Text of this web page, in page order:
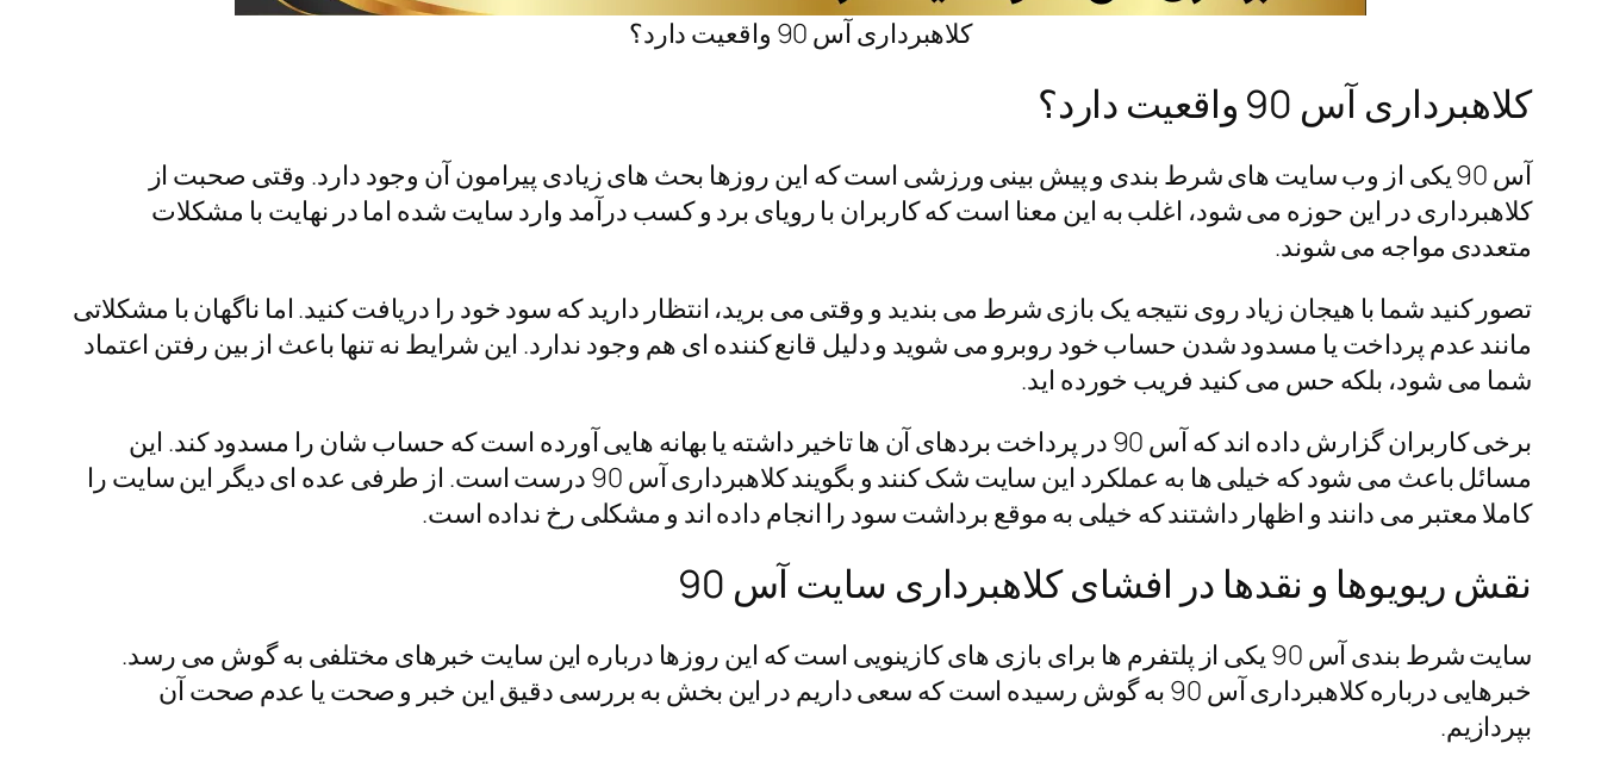
کلاهبرداری آس 90 واقعیت دارد؟
کلاهبرداری آس 90 واقعیت دارد؟
آس 90 یکی از وب سایت‌ های شرط‌ بندی و پیش‌ بینی ورزشی است که این روزها بحث‌ های زیادی پیرامون آن وجود دارد. وقتی صحبت از
کلاهبرداری در این حوزه می‌ شود، اغلب به این معنا است که کاربران با رویای برد و کسب درآمد وارد سایت شده اما در نهایت با مشکلات
متعددی مواجه می‌ شوند.
تصور کنید شما با هیجان زیاد روی نتیجه‌ یک بازی شرط می‌ بندید و وقتی می‌ برید، انتظار دارید که سود خود را دریافت کنید. اما ناگهان با مشکلاتی
مانند عدم پرداخت یا مسدود شدن حساب خود روبرو می‌ شوید و دلیل قانع‌ کننده‌ ای هم وجود ندارد. این شرایط نه تنها باعث از بین رفتن اعتماد
شما می‌ شود، بلکه حس می‌ کنید فریب خورده‌ اید.
برخی کاربران گزارش داده‌ اند که آس 90 در پرداخت بردهای آن ها تاخیر داشته یا بهانه‌ هایی آورده است که حساب شان را مسدود کند. این
مسائل باعث می‌ شود که خیلی‌ ها به عملکرد این سایت شک کنند و بگویند کلاهبرداری آس 90 درست است. از طرفی عده ای دیگر این سایت را
کاملا معتبر می دانند و اظهار داشتند که خیلی به موقع برداشت سود را انجام داده اند و مشکلی رخ نداده است.
نقش ریویوها و نقدها در افشای کلاهبرداری سایت آس 90
سایت شرط بندی آس 90 یکی از پلتفرم ها برای بازی های کازینویی است که این روزها درباره این سایت خبرهای مختلفی به گوش می رسد.
خبرهایی درباره کلاهبرداری آس 90 به گوش رسیده است که سعی داریم در این بخش به بررسی دقیق این خبر و صحت یا عدم صحت آن
بپردازیم.